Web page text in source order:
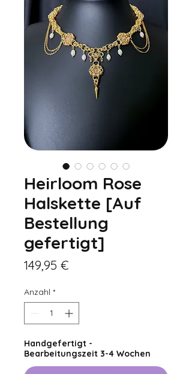
Heirloom Rose
Halskette [Auf
Bestellung
gefertigt]
149,95 €
Anzahl *
Handgefertigt -
Bearbeitungszeit 3-4 Wochen